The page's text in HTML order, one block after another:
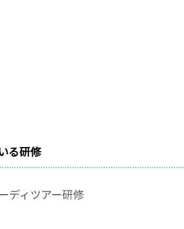
る研修
ディツアー研修